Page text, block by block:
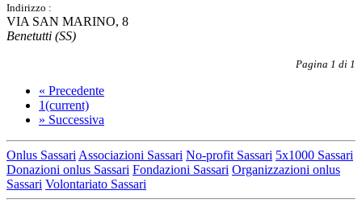
Indirizzo :
VIA SAN MARINO, 8
Benetutti (SS)
Pagina 1 di 1
« Precedente
1(current)
» Successiva
Onlus Sassari Associazioni Sassari No-profit Sassari 5x1000 Sassari
Donazioni onlus Sassari Fondazioni Sassari Organizzazioni onlus
Sassari Volontariato Sassari